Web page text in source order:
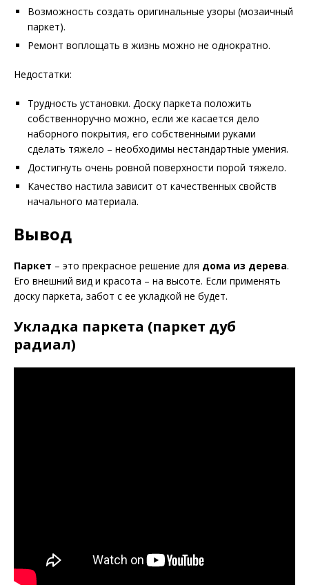
Возможность создать оригинальные узоры (мозаичный
паркет).
Ремонт воплощать в жизнь можно не однократно.
Недостатки:
Трудность установки. Доску паркета положить
собственноручно можно, если же касается дело
наборного покрытия, его собственными руками
сделать тяжело – необходимы нестандартные умения.
Достигнуть очень ровной поверхности порой тяжело.
Качество настила зависит от качественных свойств
начального материала.
Вывод
Паркет – это прекрасное решение для дома из дерева.
Его внешний вид и красота – на высоте. Если применять
доску паркета, забот с ее укладкой не будет.
Укладка паркета (паркет дуб
радиал)